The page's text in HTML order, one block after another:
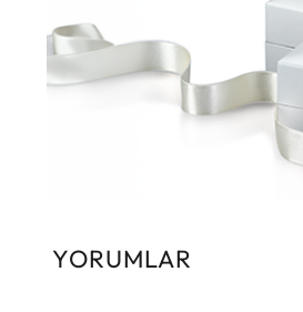
YORUMLAR